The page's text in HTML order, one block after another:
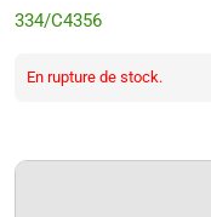
334/C4356
En rupture de stock.